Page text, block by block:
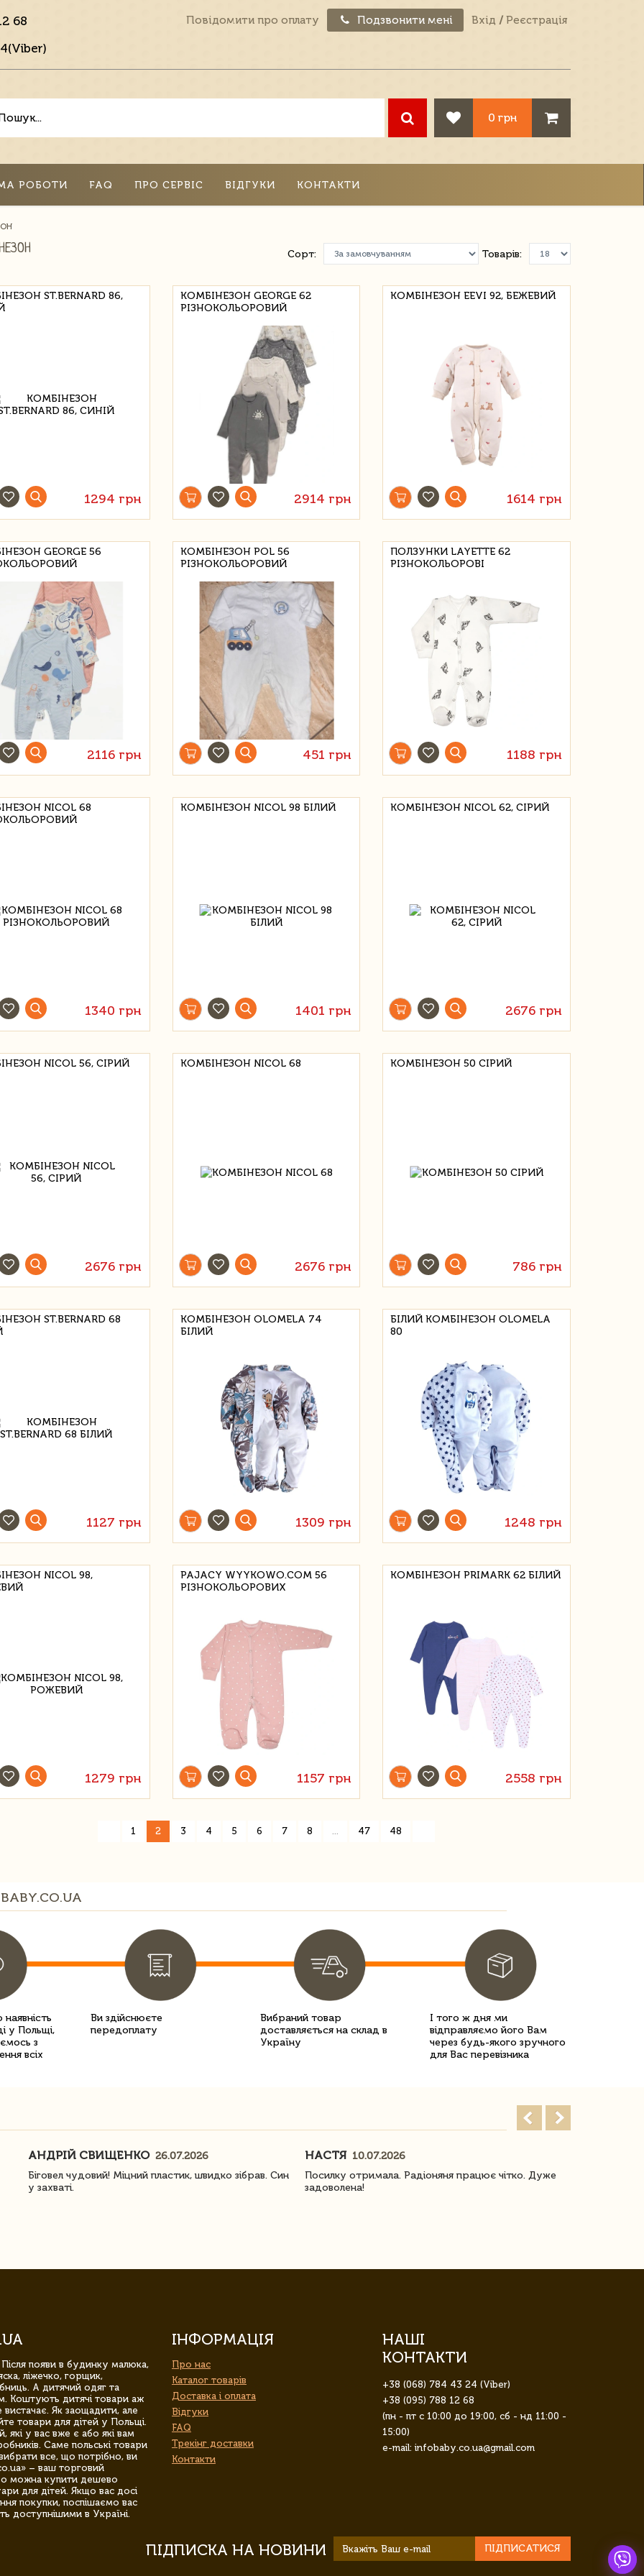
68
Повідомити про оплату Подзвонити мені Вхід / Реєстрація
0 грн
РОБОТИ FAQ ПРО СЕРВІС ВІДГУКИ КОНТАКТИ
Товарів:
Сорт:
ST.BERNARD 86,
1294 грн
КОМБІНЕЗОН GEORGE 62
РІЗНОКОЛЬОРОВИЙ
2914 грн
КОМБІНЕЗОН EEVI 92, БЕЖЕВИЙ
1614 грн
GEORGE 56
2116 грн
КОМБІНЕЗОН POL 56
РІЗНОКОЛЬОРОВИЙ
451 грн
ПОЛЗУНКИ LAYETTE 62
РІЗНОКОЛЬОРОВІ
1188 грн
NICOL 68
1340 грн
КОМБІНЕЗОН NICOL 98 БІЛИЙ
1401 грн
КОМБІНЕЗОН NICOL 62, СІРИЙ
2676 грн
NICOL 56, СІРИЙ
2676 грн
КОМБІНЕЗОН NICOL 68
2676 грн
КОМБІНЕЗОН 50 СІРИЙ
786 грн
ST.BERNARD 68
1127 грн
КОМБІНЕЗОН OLOMELA 74
БІЛИЙ
1309 грн
БІЛИЙ КОМБІНЕЗОН OLOMELA
80
1248 грн
NICOL 98,
1279 грн
PAJACY WYYKOWO.COM 56
РІЗНОКОЛЬОРОВИХ
1157 грн
КОМБІНЕЗОН PRIMARK 62 БІЛИЙ
2558 грн
1 2 3 4 5 6 7 8 ... 47 48
у Польщі,
з
всіх
Ви здійснюєте
передоплату
Вибраний товар
доставляється на склад в
Україну
І того ж дня ми
відправляємо його Вам
через будь-якого зручного
для Вас перевізника
АНДРІЙ СВИЩЕНКО 26.07.2026
Біговел чудовий! Міцний пластик, швидко зібрав. Син
у захваті.
НАСТЯ 10.07.2026
Посилку отримала. Радіоняня працює чітко. Дуже
задоволена!
появи в будинку малюка,
ліжечко, горщик,
А дитячий одяг та
Коштують дитячі товари аж
Як заощадити, але
товари для дітей у Польщі.
у вас вже є або які вам
Саме польські товари
все, що потрібно, ви
– ваш торговий
можна купити дешево
для дітей. Якщо вас досі
покупки, поспішаємо вас
доступнішими в Україні.
ІНФОРМАЦІЯ
Про нас
Каталог товарів
Доставка і оплата
Відгуки
FAQ
Трекінг доставки
Контакти
НАШІ
КОНТАКТИ
+38 (068) 784 43 24 (Viber)
+38 (095) 788 12 68
(пн - пт с 10:00 до 19:00, сб - нд 11:00 -
15:00)
e-mail: infobaby.co.ua@gmail.com
ПІДПИСКА НА НОВИНИ ПІДПИСАТИСЯ